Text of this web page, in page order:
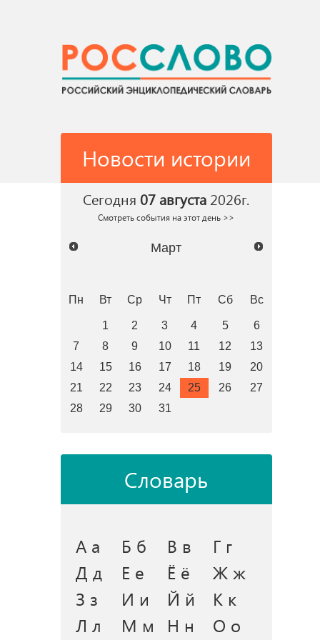
Новости истории
Сегодня 07 августа 2026г.
Смотреть события на этот день >>
Март
Пн Вт Ср Чт Пт Сб Вс
1 2 3 4 5
6
7
8 9 10 11 12
13
14
15 16 17 18 19
20
21
22 23 24 25 26
27
28
29 30 31
Словарь
А а Б б В в
Г г
Д д
Е е Ё ё
Ж ж
З з
И и Й й
К к
Л л
М м Н н
О о